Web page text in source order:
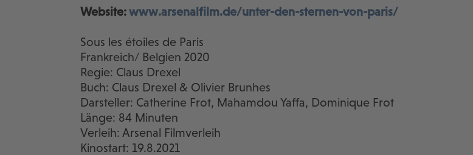
Website:www.arsenalfilm.de/unter-den-sternen-von-paris/
Sous les étoiles de Paris
Frankreich/ Belgien 2020
Regie: Claus Drexel
Buch: Claus Drexel & Olivier Brunhes
Darsteller: Catherine Frot, Mahamdou Yaffa, Dominique Frot
Länge: 84 Minuten
Verleih: Arsenal Filmverleih
Kinostart: 19.8.2021